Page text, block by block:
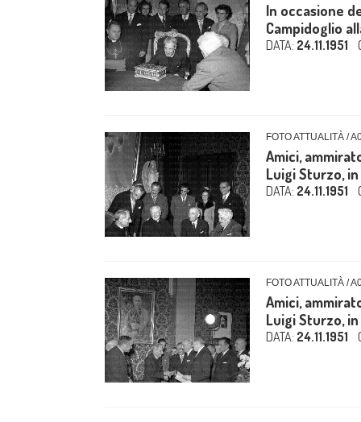
In occasione
Campidoglio
DATA: 24.11.1951
FOTO ATTUALITÀ /
Amici,
Luigi Sturzo,
DATA: 24.11.1951
FOTO ATTUALITÀ /
Amici,
Luigi Sturzo,
DATA: 24.11.1951